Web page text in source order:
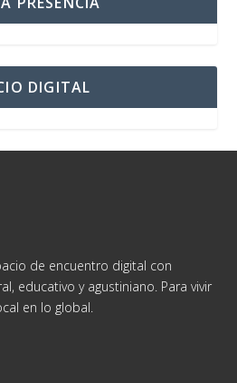
DIGITAL
de encuentro digital con
educativo y agustiniano. Para vivir
en lo global.